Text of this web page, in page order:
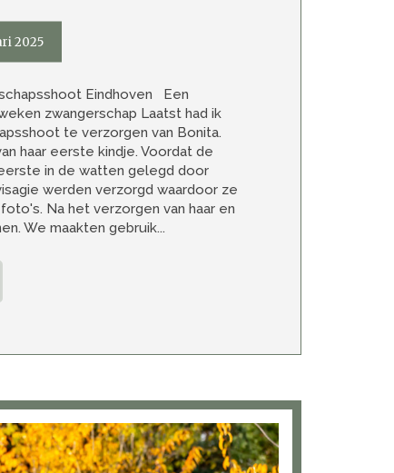
2025
Eindhoven Een
zwangerschap Laatst had ik
te verzorgen van Bonita.
haar eerste kindje. Voordat de
in de watten gelegd door
werden verzorgd waardoor ze
Na het verzorgen van haar en
We maakten gebruik...